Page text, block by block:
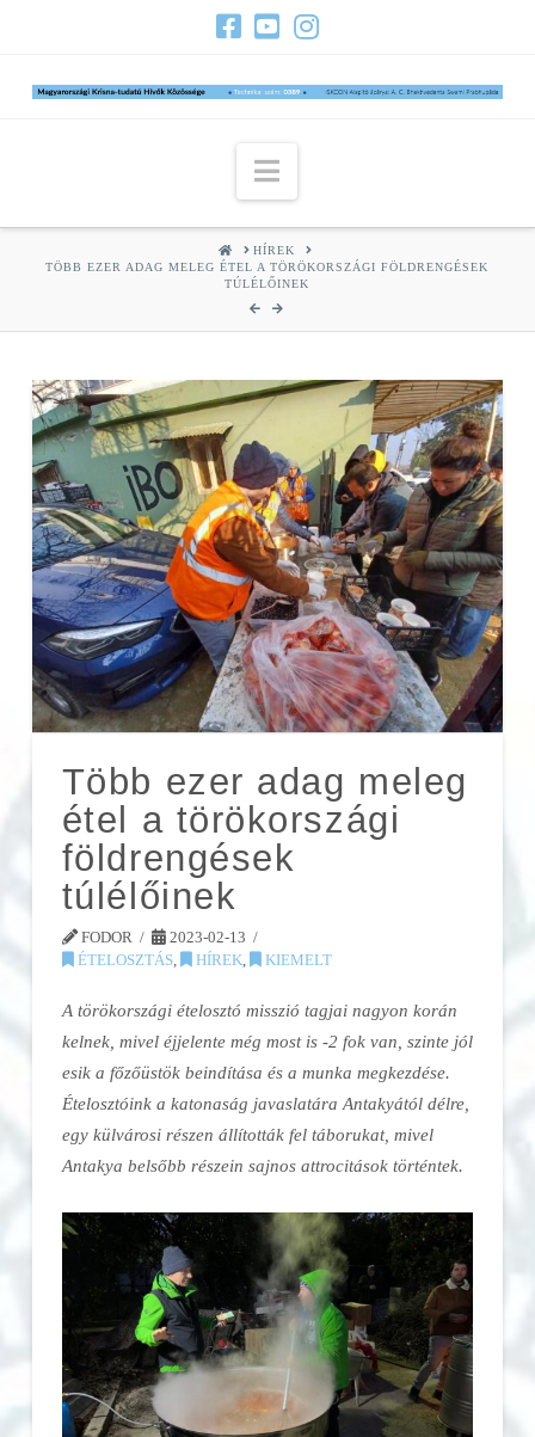
Navigation
HOMEHÍREK
TÖBB EZER ADAG MELEG ÉTEL A TÖRÖKORSZÁGI FÖLDRENGÉSEK
TÚLÉLŐINEK
Több ezer adag meleg
étel a törökországi
földrengések
túlélőinek
FODOR
2023-02-13
ÉTELOSZTÁS, HÍREK, KIEMELT
A törökországi ételosztó misszió tagjai nagyon korán
kelnek, mivel éjjelente még most is -2 fok van, szinte jól
esik a főzőüstök beindítása és a munka megkezdése.
Ételosztóink a katonaság javaslatára Antakyától délre,
egy külvárosi részen állították fel táborukat, mivel
Antakya belsőbb részein sajnos attrocitások történtek.